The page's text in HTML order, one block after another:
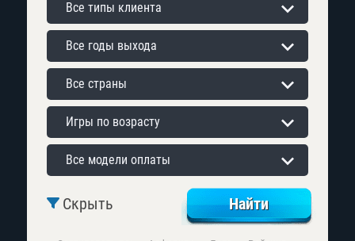
Все типы клиента
Все годы выхода
Все страны
Игры по возрасту
Все модели оплаты
Скрыть